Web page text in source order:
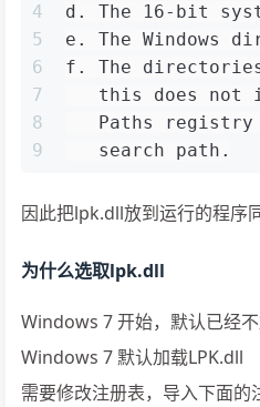
4
5
6
7
8
9
d. The 16-bit
e. The Windows
f. The
this does not
Paths
   search path.
因此把lpk.dll放到运行的程序
为什么选取lpk.dll
Windows 7 开始，默认已经
Windows 7 默认加载LPK.dll
需要修改注册表，导入下面的